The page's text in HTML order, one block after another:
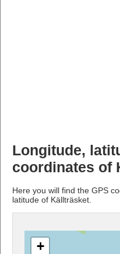
Longitude,
coordinates of
Here you will find the GPS
latitude of Källträsket.
+